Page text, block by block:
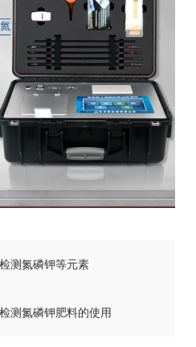
测氮磷钾等元素
测氮磷钾肥料的使用